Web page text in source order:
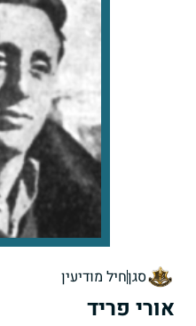
סגןחיל מודיעין
אורי פריד